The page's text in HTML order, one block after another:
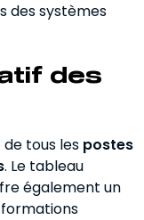
des systèmes
des
tous les postes
. Le tableau
également un